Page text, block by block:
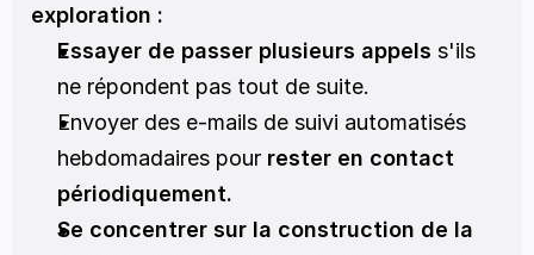
exploration :
Essayer de passer plusieurs appels s'ils
ne répondent pas tout de suite.
Envoyer des e-mails de suivi automatisés
hebdomadaires pour rester en contact
périodiquement.
Se concentrer sur la construction de la